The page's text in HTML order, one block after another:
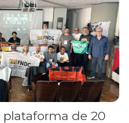
plataforma de 20